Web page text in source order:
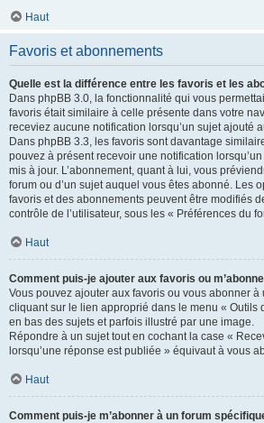
Haut
Favoris et abonnements
Quelle est la différence entre les favoris et les
Dans phpBB 3.0, la fonctionnalité qui vous
favoris était similaire à celle présente dans votre
receviez aucune notification lorsqu’un sujet ajouté
Dans phpBB 3.3, les favoris sont davantage
pouvez à présent recevoir une notification
mis à jour. L’abonnement, quant à lui, vous
forum ou d’un sujet auquel vous êtes abonné. Les
favoris et des abonnements peuvent être modifiés
contrôle de l’utilisateur, sous les « Préférences du
Haut
Comment puis-je ajouter aux favoris ou
Vous pouvez ajouter aux favoris ou vous abonner à
cliquant sur le lien approprié dans le menu « Outils
en bas des sujets et parfois illustré par une image.
Répondre à un sujet tout en cochant la case «
lorsqu’une réponse est publiée » équivaut à vous
Haut
Comment puis-je m’abonner à un forum